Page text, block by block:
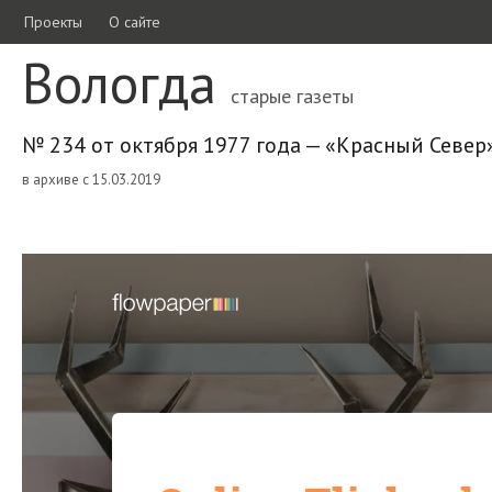
Проекты О сайте
Вологда старые газеты
№ 234 от октября 1977 года — «Красный
в архиве с 15.03.2019